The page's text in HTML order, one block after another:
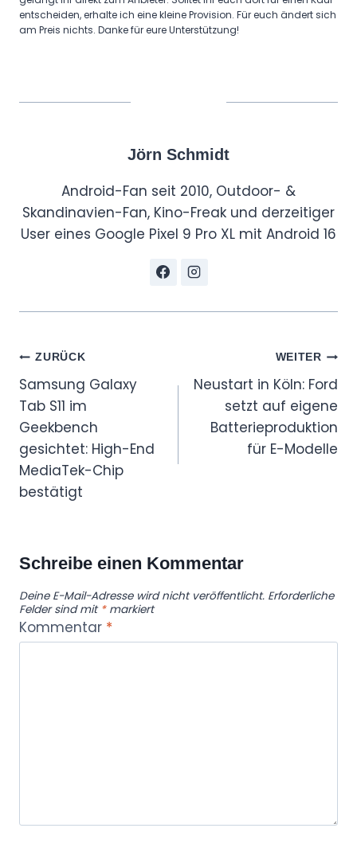
entscheiden, erhalte ich eine kleine Provision. Für euch ändert sich
am Preis nichts. Danke für eure Unterstützung!
Jörn Schmidt
Android-Fan seit 2010, Outdoor- &
Skandinavien-Fan, Kino-Freak und derzeitiger
User eines Google Pixel 9 Pro XL mit Android 16
Beitragsnavigation
ZURÜCK
Samsung Galaxy
Tab S11 im
Geekbench
gesichtet: High-End
MediaTek-Chip
bestätigt
WEITER
Neustart in Köln: Ford
setzt auf eigene
Batterieproduktion
für E-Modelle
Schreibe einen Kommentar
Deine E-Mail-Adresse wird nicht veröffentlicht. Erforderliche
Felder sind mit *markiert
Kommentar *